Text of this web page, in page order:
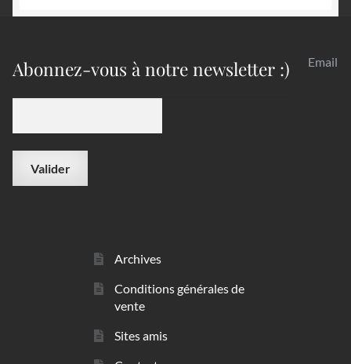
Abonnez-vous à notre newsletter :) Email
Archives
Conditions générales de
vente
Sites amis